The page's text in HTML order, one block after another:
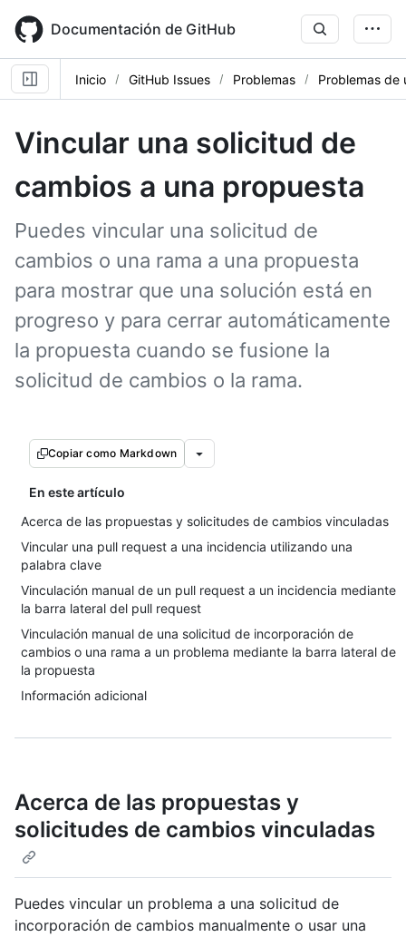
main
content
Documentación de GitHub
Inicio GitHub Issues Problemas Problemas de
Vincular una solicitud de
cambios a una propuesta
Puedes vincular una solicitud de
cambios o una rama a una propuesta
para mostrar que una solución está en
progreso y para cerrar automáticamente
la propuesta cuando se fusione la
solicitud de cambios o la rama.
Copiar como Markdown
En este artículo
Acerca de las propuestas y solicitudes de cambios vinculadas
Vincular una pull request a una incidencia utilizando una
palabra clave
Vinculación manual de un pull request a un incidencia mediante
la barra lateral del pull request
Vinculación manual de una solicitud de incorporación de
cambios o una rama a un problema mediante la barra lateral de
la propuesta
Información adicional
Acerca de las propuestas y
solicitudes de cambios vinculadas
Puedes vincular un problema a una solicitud de
incorporación de cambios manualmente o usar una